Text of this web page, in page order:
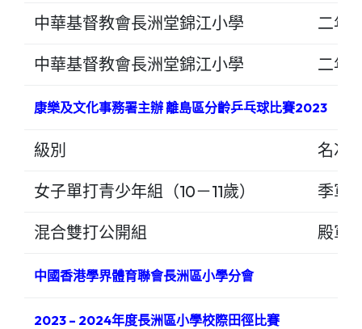
中華基督教會長洲堂錦江小學 二年
中華基督教會長洲堂錦江小學 二年
康樂及文化事務署主辦 離島區分齡乒乓球比賽2023
級別 名次
女子單打青少年組（10－11歲） 季軍
混合雙打公開組 殿軍
中國香港學界體育聯會長洲區小學分會
2023 – 2024年度長洲區小學校際田徑比賽